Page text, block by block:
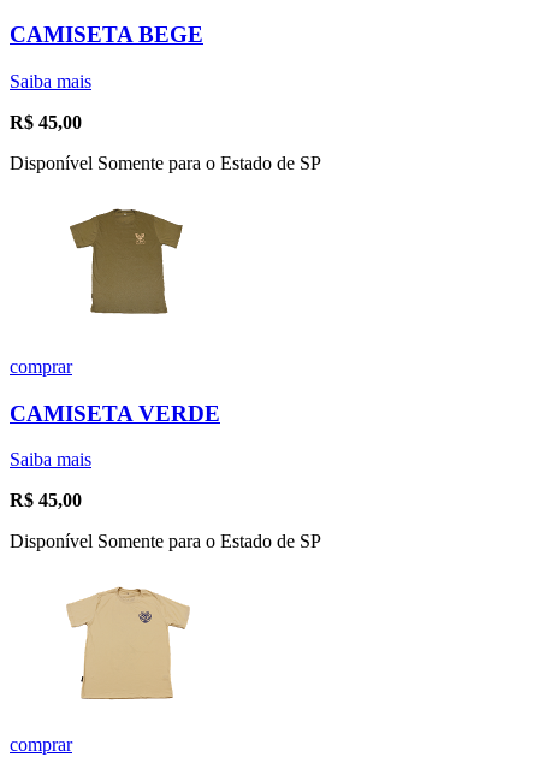
CAMISETA BEGE
Saiba mais
R$ 45,00
Disponível Somente para o Estado de SP
comprar
CAMISETA VERDE
Saiba mais
R$ 45,00
Disponível Somente para o Estado de SP
comprar